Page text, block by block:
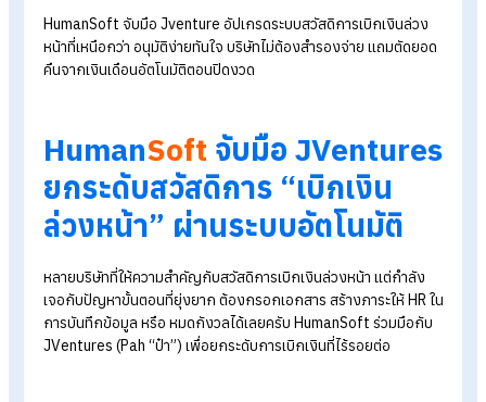
Blog > HumanSoft x Jventures ระบบเบิกเงินล่วงหน้าง่ายขึ้นกว่าเดิ
HumanSoft จับมือ Jventure อัปเกรดระบบสวัสดิการเบิกเงินล่ว
หน้าที่เหนือกว่า อนุมัติง่ายทันใจ บริษัทไม่ต้องสำรองจ่าย แถมตัดย
คืนจากเงินเดือนอัตโนมัติตอนปิดงวด